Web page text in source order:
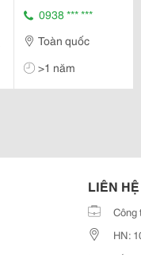
0938 *** ***
Toàn quốc
>1 năm
LIÊN HỆ
Công
HN: